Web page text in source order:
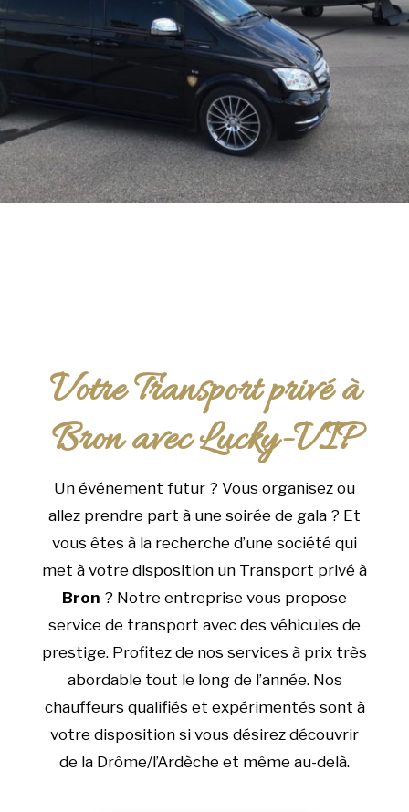
Votre Transport privé à
Bron avec Lucky-VIP
Un événement futur ? Vous organisez ou
allez prendre part à une soirée de gala ? Et
vous êtes à la recherche d’une société qui
met à votre disposition un Transport privé à
Bron ? Notre entreprise vous propose
service de transport avec des véhicules de
prestige. Profitez de nos services à prix très
abordable tout le long de l’année. Nos
chauffeurs qualifiés et expérimentés sont à
votre disposition si vous désirez découvrir
de la Drôme/l’Ardèche et même au-delà.